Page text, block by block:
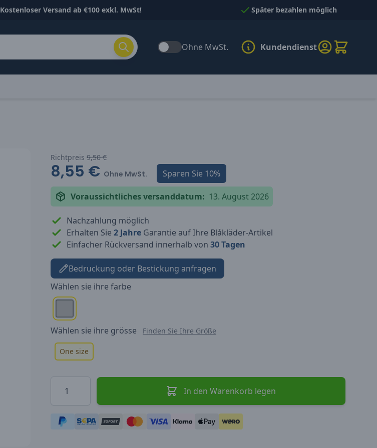
Kostenloser Versand ab €100 exkl. MwSt! Später bezahlen möglich
Ohne MwSt. Kundendienst
Richtpreis 9,50 €
8,55 € Ohne MwSt. Sparen Sie 10%
Voraussichtliches versanddatum: 13. August 2026
Nachzahlung möglich
Erhalten Sie 2 Jahre Garantie auf Ihre Blåkläder-Artikel
Einfacher Rückversand innerhalb von 30 Tagen
Bedruckung oder Bestickung anfragen
Wählen sie ihre farbe
Wählen sie ihre grösse Finden Sie Ihre Größe
One size
In den Warenkorb legen